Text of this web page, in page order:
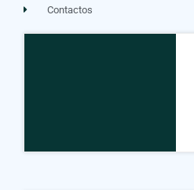
Contactos